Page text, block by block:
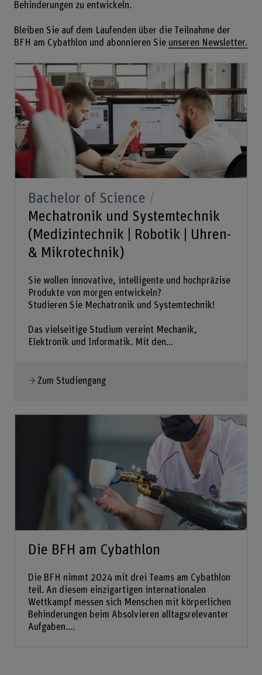
Behinderungen zu entwickeln.
Bleiben Sie auf dem Laufenden über die Teilnahme der
BFH am Cybathlon und abonnieren Sie unseren Newsletter.
Bachelor of Science
Mechatronik und Systemtechnik
(Medizintechnik | Robotik | Uhren-
& Mikrotechnik)
Sie wollen innovative, intelligente und hochpräzise
Produkte von morgen entwickeln?
Studieren Sie Mechatronik und Systemtechnik!
Das vielseitige Studium vereint Mechanik,
Elektronik und Informatik. Mit den...
Zum Studiengang
Die BFH am Cybathlon
Die BFH nimmt 2024 mit drei Teams am Cybathlon
teil. An diesem einzigartigen internationalen
Wettkampf messen sich Menschen mit körperlichen
Behinderungen beim Absolvieren alltagsrelevanter
Aufgaben....